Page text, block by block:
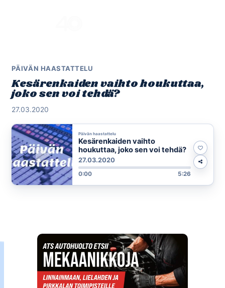
PÄIVÄN HAASTATTELU
Kesärenkaiden vaihto houkuttaa,
joko sen voi tehdä?
27.03.2020
Päivän haastattelu
Kesärenkaiden vaihto
houkuttaa, joko sen voi tehdä?
27.03.2020
0:00 5:26